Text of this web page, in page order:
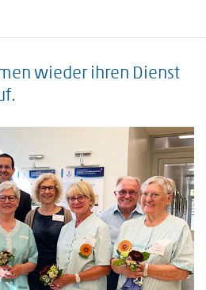
wieder ihren Dienst